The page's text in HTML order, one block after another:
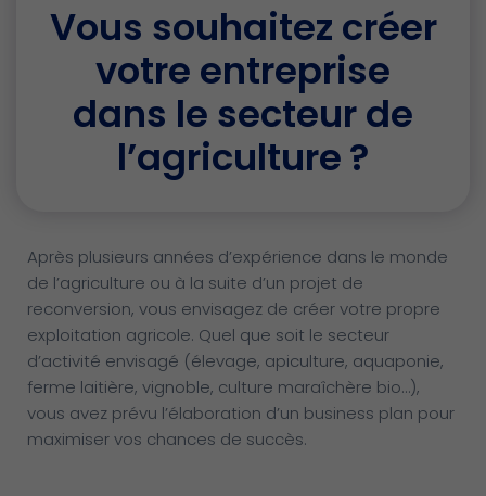
Vous souhaitez créer
votre entreprise
dans le secteur de
l’agriculture ?
Après plusieurs années d’expérience dans le monde
de l’agriculture ou à la suite d’un projet de
reconversion, vous envisagez de créer votre propre
exploitation agricole. Quel que soit le secteur
d’activité envisagé (élevage, apiculture, aquaponie,
ferme laitière, vignoble, culture maraîchère bio…),
vous avez prévu l’élaboration d’un business plan pour
maximiser vos chances de succès.